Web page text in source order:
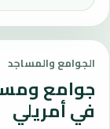
الجوامع والمساجد
جوامع
في أمريلي